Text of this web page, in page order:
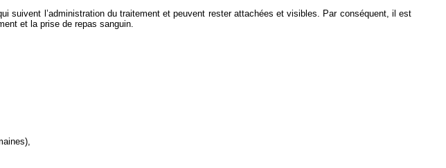
suivent l’administration du traitement et peuvent rester attachées et visibles. Par conséquent, il est
et la prise de repas sanguin.